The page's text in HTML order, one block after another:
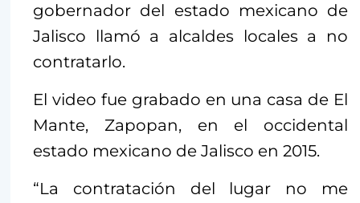
gobernador del estado mexicano de
Jalisco llamó a alcaldes locales a no
contratarlo.
El video fue grabado en una casa de El
Mante, Zapopan, en el occidental
estado mexicano de Jalisco en 2015.
“La contratación del lugar no me